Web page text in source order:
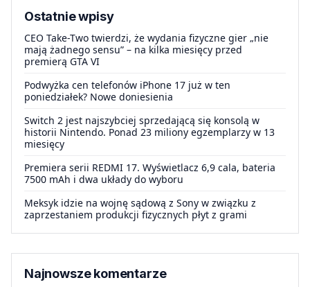
Ostatnie wpisy
CEO Take-Two twierdzi, że wydania fizyczne gier „nie
mają żadnego sensu” – na kilka miesięcy przed
premierą GTA VI
Podwyżka cen telefonów iPhone 17 już w ten
poniedziałek? Nowe doniesienia
Switch 2 jest najszybciej sprzedającą się konsolą w
historii Nintendo. Ponad 23 miliony egzemplarzy w 13
miesięcy
Premiera serii REDMI 17. Wyświetlacz 6,9 cala, bateria
7500 mAh i dwa układy do wyboru
Meksyk idzie na wojnę sądową z Sony w związku z
zaprzestaniem produkcji fizycznych płyt z grami
Najnowsze komentarze